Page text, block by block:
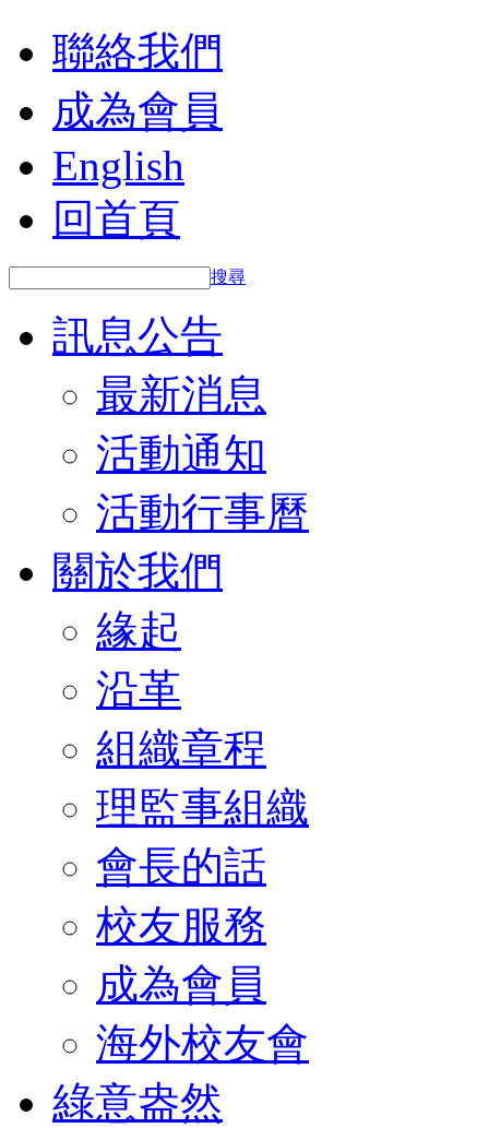
聯絡我們
成為會員
English
回首頁
搜尋
訊息公告
最新消息
活動通知
活動行事曆
關於我們
緣起
沿革
組織章程
理監事組織
會長的話
校友服務
成為會員
海外校友會
綠意盎然